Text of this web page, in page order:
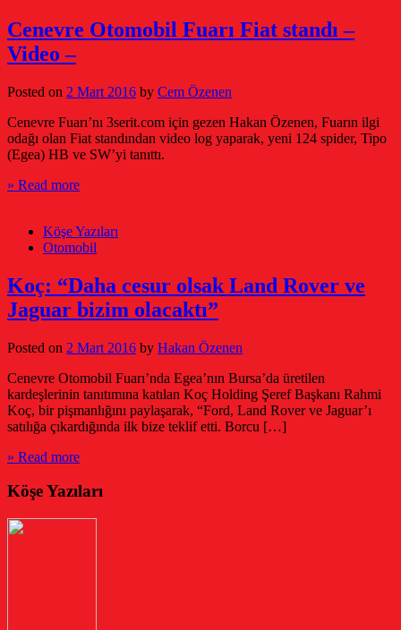
Cenevre Otomobil Fuarı Fiat standı –
Video –
Posted on 2 Mart 2016 by Cem Özenen
Cenevre Fuarı’nı 3serit.com için gezen Hakan Özenen, Fuarın ilgi
odağı olan Fiat standından video log yaparak, yeni 124 spider, Tipo
(Egea) HB ve SW’yi tanıttı.
» Read more
Köşe Yazıları
Otomobil
Koç: “Daha cesur olsak Land Rover ve
Jaguar bizim olacaktı”
Posted on 2 Mart 2016 by Hakan Özenen
Cenevre Otomobil Fuarı’nda Egea’nın Bursa’da üretilen
kardeşlerinin tanıtımına katılan Koç Holding Şeref Başkanı Rahmi
Koç, bir pişmanlığını paylaşarak, “Ford, Land Rover ve Jaguar’ı
satılığa çıkardığında ilk bize teklif etti. Borcu […]
» Read more
Köşe Yazıları